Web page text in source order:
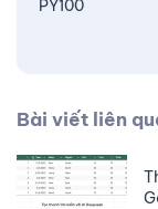
PY100
Bài viết liên